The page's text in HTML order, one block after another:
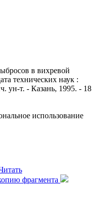
в вихревой
технических наук :
ун-т. - Казань, 1995. - 18
использование
фрагмента